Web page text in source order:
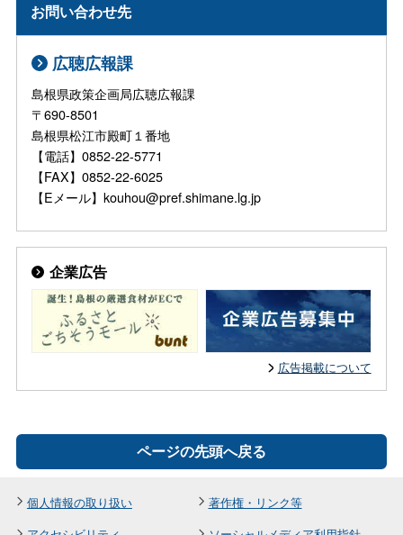
お問い合わせ先
広聴広報課
島根県政策企画局広聴広報課
〒690-8501
島根県松江市殿町１番地
【電話】0852-22-5771
【FAX】0852-22-6025
【Eメール】kouhou@pref.shimane.lg.jp
企業広告
広告掲載について
ページの先頭へ戻る
個人情報の取り扱い
著作権・リンク等